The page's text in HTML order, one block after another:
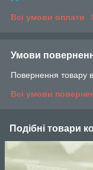
Всі умови оплати
Умови
Повернення товару
Всі умови
Подібні товари